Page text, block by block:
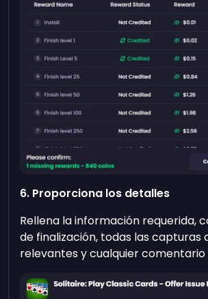
6. Proporciona los detalles
Rellena la información requerida,
de finalización, todas las capturas
relevantes y cualquier comentario